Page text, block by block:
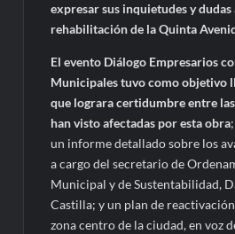
expresar sus inquietudes y dudas
rehabilitación de la Quinta
El evento Diálogo Empresarios
Municipales tuvo como objetivo
que lograra certidumbre entre las
han visto afectadas por esta obra
un informe detallado sobre los
a cargo del secretario de
Municipal y de Sustentabilidad,
Castilla; y un plan de
zona centro de la ciudad, en voz